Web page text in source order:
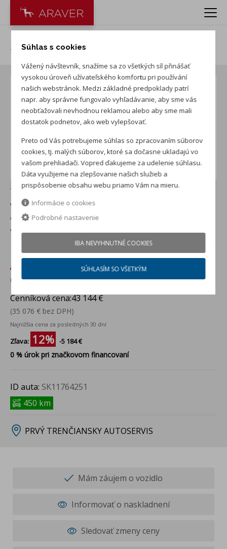
Škoda Elroq 60 Essence
+ ďalších 4
VOZIDLO VO VÝROBEpre PRVÝ TRENČIANSKY
AUTOSERVIS
Viac info
Akciová cena: 37 960 €
(30 862 € bez DPH)
Cenníková cena:43 144 €
(35 076 € bez DPH)
Najnižšia cena za posledných 30 dní
Zľava: 12% -5 184 €
0 % úrok pri značkovom financovaní
ID auta: SK11764251
450 km
PRVÝ TRENČIANSKY AUTOSERVIS
Mám záujem o vozidlo
Informovať o naskladnení
Sledovať zmeny ceny
Súhlas s cookies
Vážený návštevník, snažíme sa zo všetkých síl přinášať
vysokou úroveň užívateľského komfortu pri používání
našich webstránok. Medzi základné predpoklady patrí
napr. aby správne fungovalo vyhľadávanie, aby sme vás
neobťažovali nevhodnou reklamou alebo aby sme mali
dostatok podnetov, ako web vylepšovať.
Preto od Vás potrebujeme súhlas so zpracovaním súborov
cookies, tj. malých súborov, ktoré sa dočasne ukladajú vo
vašom prehliadači. Vopred ďakujeme za udelenie súhlasu.
Dáta využijeme na zlepšovanie našich služieb a
prispôsobenie obsahu webu priamo Vám na mieru.
Informácie o cookies
Podrobné nastavenie
IBA NEVYHNUTNÉ COOKIES
SÚHLASÍM SO VŠETKÝM